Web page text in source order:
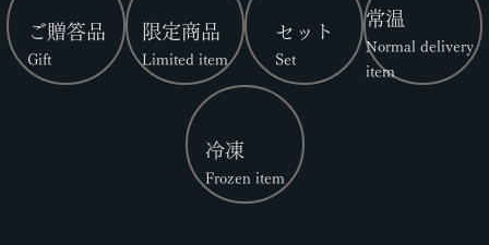
ご贈答品
Gift
限定商品
Limited item
セット
Set
常温
Normal delivery
item
冷凍
Frozen item